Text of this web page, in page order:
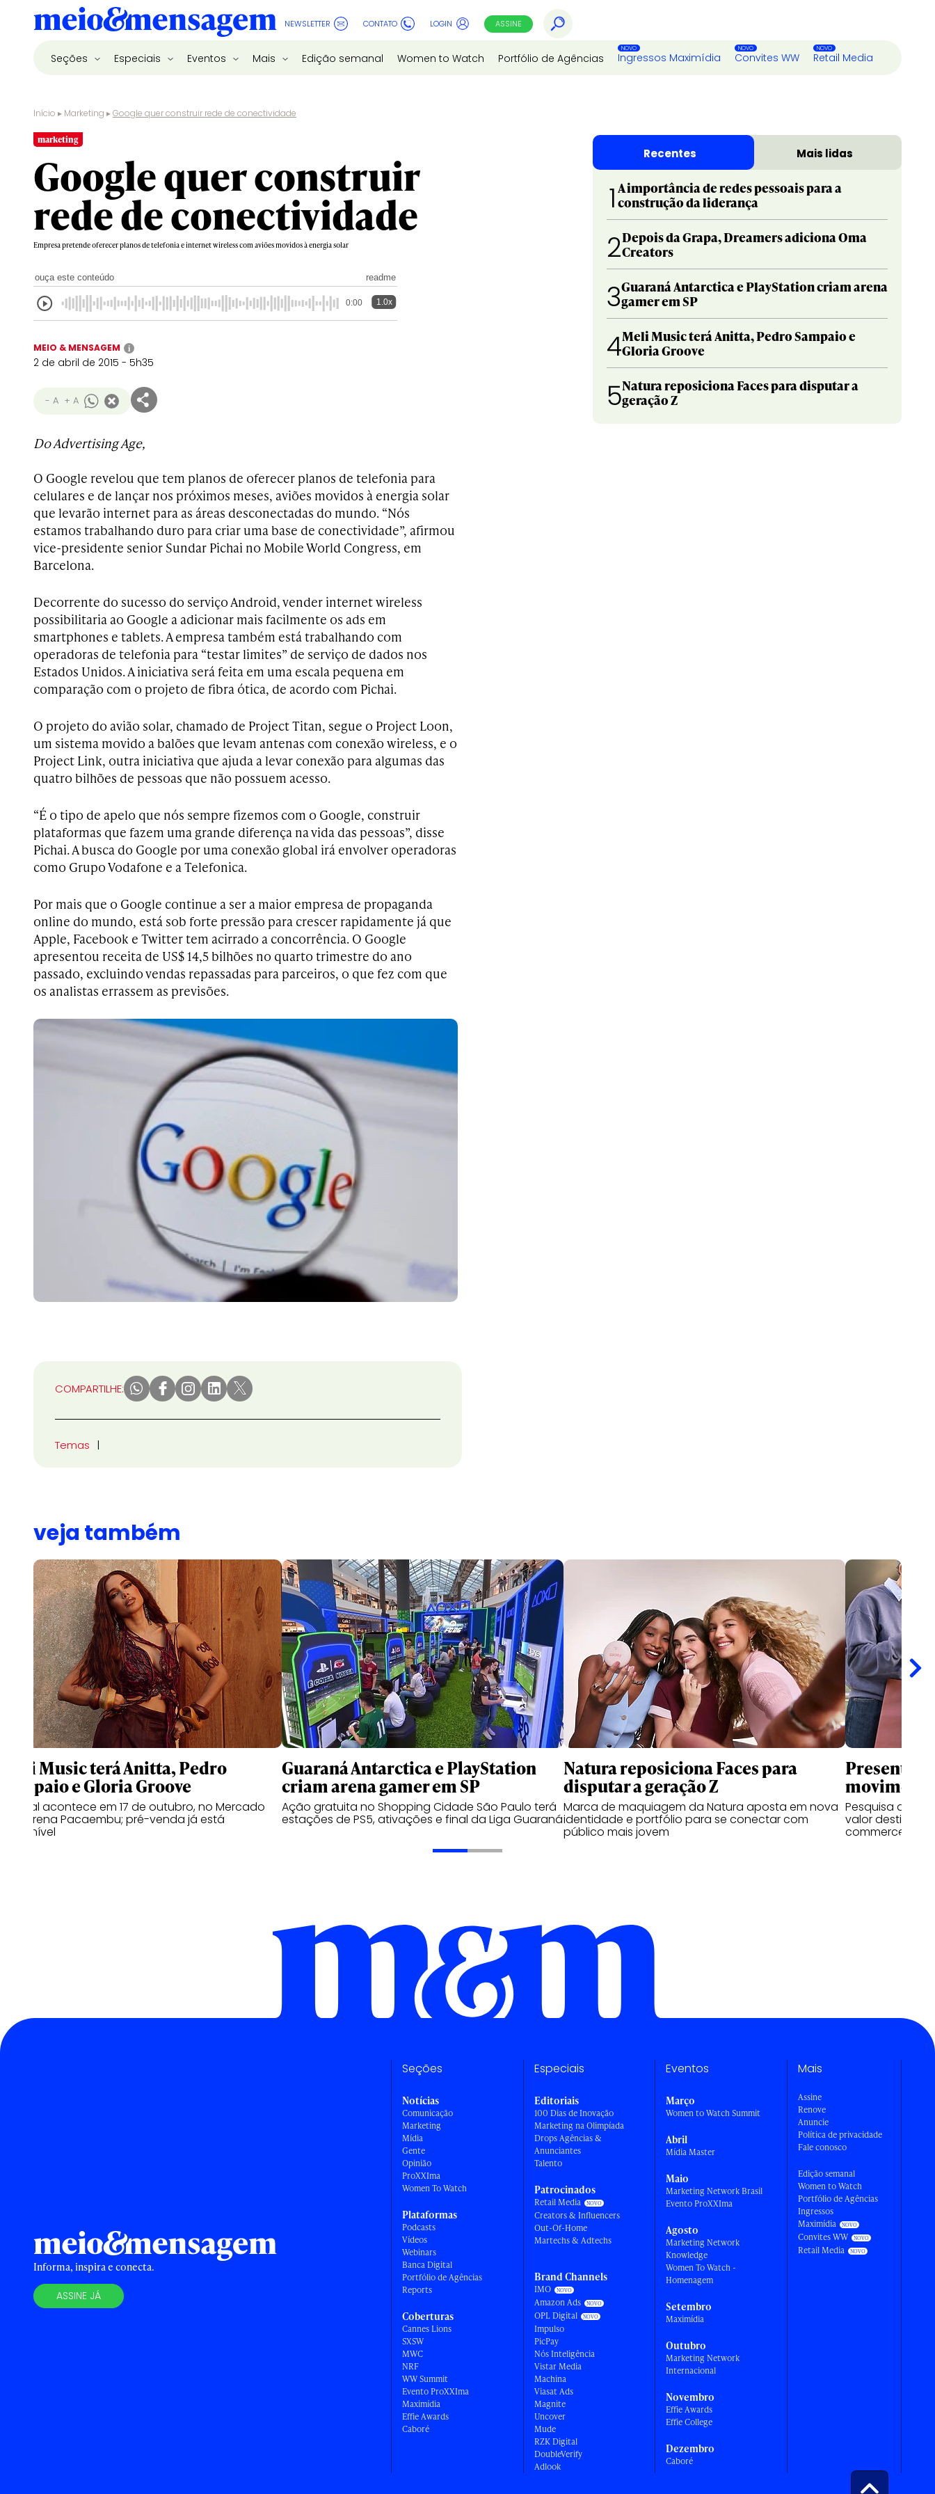
NEWSLETTER CONTATO LOGIN ASSINE
Seções Especiais Eventos Mais Edição semanal Women to Watch Portfólio de Agências Ingressos Maximídia Convites WW Retail Media
Início ▸ Marketing ▸Google quer construir rede de conectividade
marketing
Google quer construir
rede de conectividade
Empresa pretende oferecer planos de telefonia e internet wireless com aviões movidos à energia solar
ouça este conteúdo readme
0:00 1.0x
MEIO & MENSAGEM i
2 de abril de 2015 - 5h35
- A + A
Do Advertising Age,
O Google revelou que tem planos de oferecer planos de telefonia para
celulares e de lançar nos próximos meses, aviões movidos à energia solar
que levarão internet para as áreas desconectadas do mundo. “Nós
estamos trabalhando duro para criar uma base de conectividade”, afirmou
vice-presidente senior Sundar Pichai no Mobile World Congress, em
Barcelona.
Decorrente do sucesso do serviço Android, vender internet wireless
possibilitaria ao Google a adicionar mais facilmente os ads em
smartphones e tablets. A empresa também está trabalhando com
operadoras de telefonia para “testar limites” de serviço de dados nos
Estados Unidos. A iniciativa será feita em uma escala pequena em
comparação com o projeto de fibra ótica, de acordo com Pichai.
O projeto do avião solar, chamado de Project Titan, segue o Project Loon,
um sistema movido a balões que levam antenas com conexão wireless, e o
Project Link, outra iniciativa que ajuda a levar conexão para algumas das
quatro bilhões de pessoas que não possuem acesso.
“É o tipo de apelo que nós sempre fizemos com o Google, construir
plataformas que fazem uma grande diferença na vida das pessoas”, disse
Pichai. A busca do Google por uma conexão global irá envolver operadoras
como Grupo Vodafone e a Telefonica.
Por mais que o Google continue a ser a maior empresa de propaganda
online do mundo, está sob forte pressão para crescer rapidamente já que
Apple, Facebook e Twitter tem acirrado a concorrência. O Google
apresentou receita de US$ 14,5 bilhões no quarto trimestre do ano
passado, excluindo vendas repassadas para parceiros, o que fez com que
os analistas errassem as previsões.
COMPARTILHE:
Temas
Recentes Mais lidas
1 A importância de redes pessoais para a
construção da liderança
2Depois da Grapa, Dreamers adiciona Oma
Creators
3Guaraná Antarctica e PlayStation criam arena
gamer em SP
4Meli Music terá Anitta, Pedro Sampaio e
Gloria Groove
5Natura reposiciona Faces para disputar a
geração Z
veja também
Meli Music terá Anitta, Pedro
Sampaio e Gloria Groove
Festival acontece em 17 de outubro, no Mercado
Livre Arena Pacaembu; pré-venda já está
disponível
Guaraná Antarctica e PlayStation
criam arena gamer em SP
Ação gratuita no Shopping Cidade São Paulo terá
estações de PS5, ativações e final da Liga Guaraná
Natura reposiciona Faces para
disputar a geração Z
Marca de maquiagem da Natura aposta em nova
identidade e portfólio para se conectar com
público mais jovem
Presentes
Pesquisa da
valor
commerce
Informa, inspira e conecta.
ASSINE JÁ
Seções
Notícias
Comunicação
Marketing
Mídia
Gente
Opinião
ProXXIma
Women To Watch
Plataformas
Podcasts
Vídeos
Webinars
Banca Digital
Portfólio de Agências
Reports
Coberturas
Cannes Lions
SXSW
MWC
NRF
WW Summit
Evento ProXXIma
Maximídia
Effie Awards
Caboré
Especiais
Editoriais
100 Dias de Inovação
Marketing na Olimpíada
Drops Agências &
Anunciantes
Talento
Patrocinados
Retail Media
Creators & Influencers
Out-Of-Home
Martechs & Adtechs
Brand Channels
IMO
Amazon Ads
OPL Digital
Impulso
PicPay
Nós Inteligência
Vistar Media
Machina
Viasat Ads
Magnite
Uncover
Mude
RZK Digital
DoubleVerify
Adlook
Eventos
Março
Women to Watch Summit
Abril
Mídia Master
Maio
Marketing Network Brasil
Evento ProXXIma
Agosto
Marketing Network
Knowledge
Women To Watch -
Homenagem
Setembro
Maximídia
Outubro
Marketing Network
Internacional
Novembro
Effie Awards
Effie College
Dezembro
Caboré
Mais
Assine
Renove
Anuncie
Política de privacidade
Fale conosco
Edição semanal
Women to Watch
Portfólio de Agências
Ingressos
Maximídia
Convites WW
Retail Media